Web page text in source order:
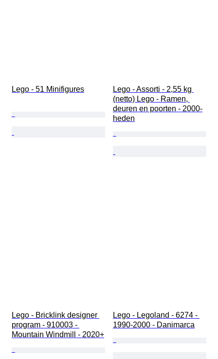
Lego - 51 Minifigures
Lego - Assorti - 2,55 kg
(netto) Lego - Ramen,
deuren en poorten - 2000-
heden
Lego - Bricklink designer
program - 910003 -
Mountain Windmill - 2020+
Lego - Legoland - 6274 -
1990-2000 - Danimarca